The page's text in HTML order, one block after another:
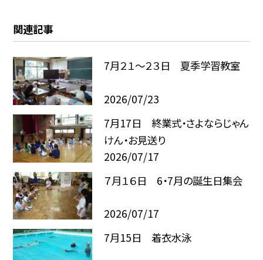
関連記事
7月２１～２３日 夏季学習教室
2026/07/23
7月17日 終業式・さよならじゃん
けん・お見送り
2026/07/17
７月１６日 6・7月の誕生日集会
2026/07/17
7月15日 着衣水泳